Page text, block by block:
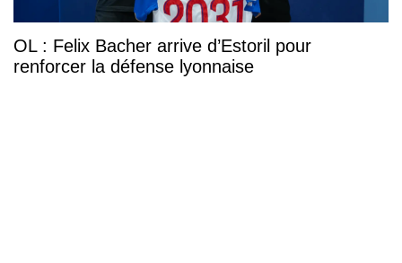
OL : Felix Bacher arrive d’Estoril pour
renforcer la défense lyonnaise